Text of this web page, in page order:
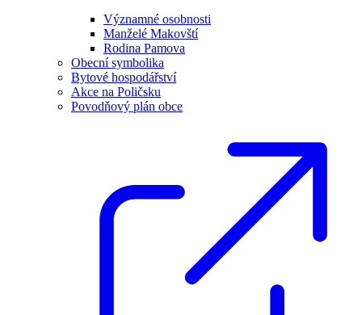
Významné osobnosti
Manželé Makovští
Rodina Pamova
Obecní symbolika
Bytové hospodářství
Akce na Poličsku
Povodňový plán obce